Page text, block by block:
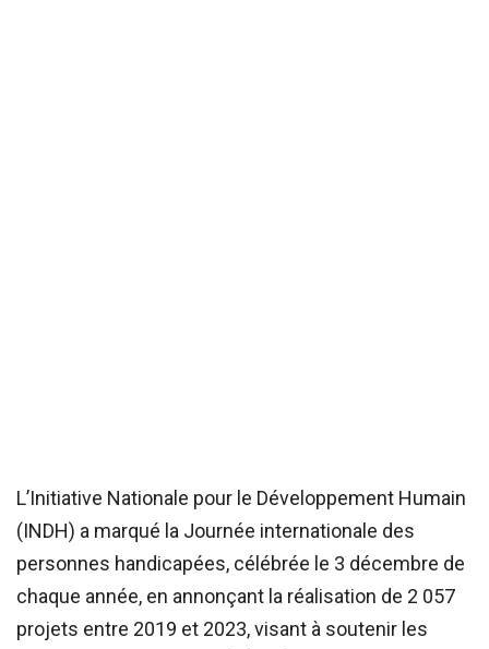
L’Initiative Nationale pour le Développement Humain
(INDH) a marqué la Journée internationale des
personnes handicapées, célébrée le 3 décembre de
chaque année, en annonçant la réalisation de 2 057
projets entre 2019 et 2023, visant à soutenir les